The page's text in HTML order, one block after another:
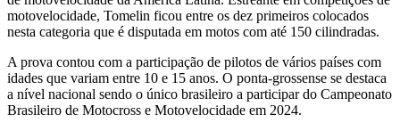
motovelocidade, Tomelin ficou entre os dez primeiros colocados
nesta categoria que é disputada em motos com até 150 cilindradas.
A prova contou com a participação de pilotos de vários países com
idades que variam entre 10 e 15 anos. O ponta-grossense se destaca
a nível nacional sendo o único brasileiro a participar do Campeonato
Brasileiro de Motocross e Motovelocidade em 2024.